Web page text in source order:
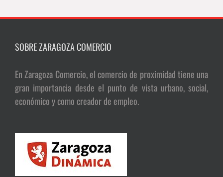
SOBRE ZARAGOZA COMERCIO
En Zaragoza Comercio, el comercio de proximidad tiene una
gran importancia desde el punto de vista urbano, social,
económico y como creador de empleo.